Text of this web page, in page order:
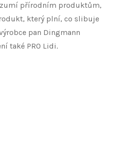
přírodním produktům,
který plní, co slibuje
pan Dingmann
také PRO Lidi.